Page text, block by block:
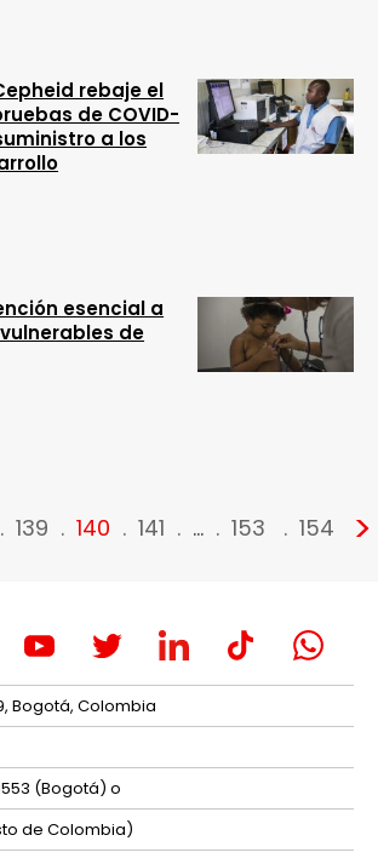
rebaje el
de COVID-
a los
esencial a
de
139 140 141 … 153 154 >
Bogotá, Colombia
(Bogotá) o
de Colombia)